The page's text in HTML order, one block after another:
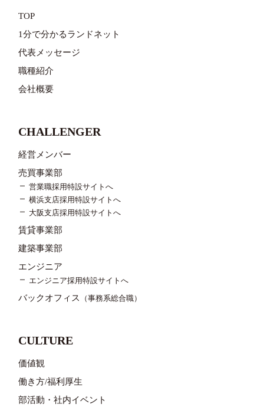
TOP
1分で分かるランドネット
代表メッセージ
職種紹介
会社概要
CHALLENGER
経営メンバー
売買事業部
営業職採用特設サイトへ
横浜支店採用特設サイトへ
大阪支店採用特設サイトへ
賃貸事業部
建築事業部
エンジニア
エンジニア採用特設サイトへ
バックオフィス （事務系総合職）
CULTURE
価値観
働き方/福利厚生
部活動・社内イベント